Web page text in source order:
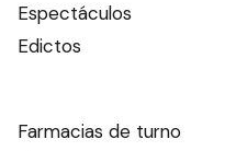
Espectáculos
Edictos
Farmacias de turno